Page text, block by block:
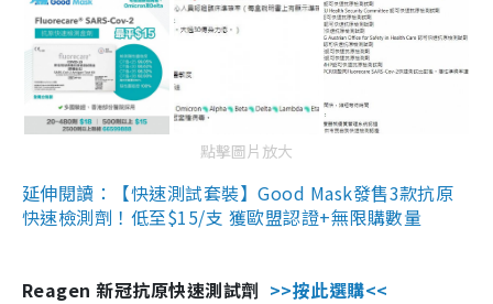
點擊圖片放大
延伸閱讀：【快速測試套裝】Good Mask發售3款抗原
快速檢測劑！低至$15/支 獲歐盟認證+無限購數量
Reagen 新冠抗原快速測試劑 >>按此選購<<